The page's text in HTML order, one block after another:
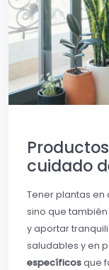
cuidado
Tener plantas
sino que
y aportar
saludables y en
específicosque